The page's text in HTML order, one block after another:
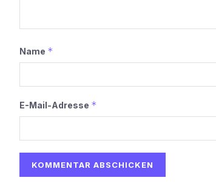
Name *
E-Mail-Adresse *